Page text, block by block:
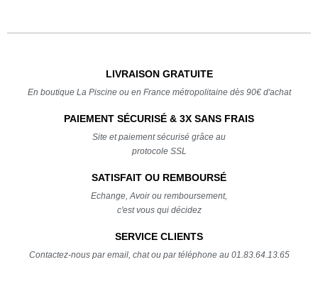
LIVRAISON GRATUITE
En boutique La Piscine ou en France métropolitaine dès 90€ d'achat
PAIEMENT SÉCURISÉ & 3X SANS FRAIS
Site et paiement sécurisé grâce au
protocole SSL
SATISFAIT OU REMBOURSÉ
Echange, Avoir ou remboursement,
c'est vous qui décidez
SERVICE CLIENTS
Contactez-nous par email, chat ou par téléphone au 01.83.64.13.65